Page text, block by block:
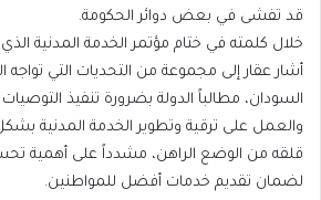
قد تفشى في بعض دوائر الحكومة.
خلال كلمته في ختام مؤتمر الخدمة المدنية
أشار عقار إلى مجموعة من التحديات التي تواجه
السودان، مطالباً الدولة بضرورة تنفيذ التوصيات
والعمل على ترقية وتطوير الخدمة المدنية
قلقه من الوضع الراهن، مشدداً على أهمية
لضمان تقديم خدمات أفضل للمواطنين.